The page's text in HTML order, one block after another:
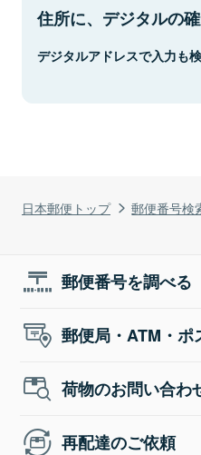
日本郵便トップ 郵便番号検
住所に、デジタルの確
デジタルアドレスで入力も
郵便番号を調べる
郵便局・ATM・ポ
荷物のお問い合わ
再配達のご依頼